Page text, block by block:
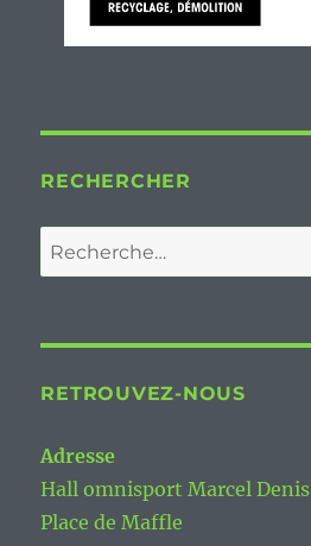
RECHERCHER
Recherche
pour :
RETROUVEZ-NOUS
Adresse
Hall omnisport Marcel Denis
Place de Maffle